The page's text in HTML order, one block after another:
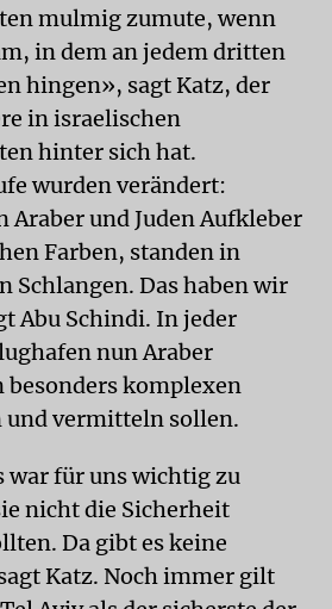
mulmig zumute, wenn
in dem an jedem dritten
hingen», sagt Katz, der
in israelischen
hinter sich hat.
wurden verändert:
Araber und Juden Aufkleber
Farben, standen in
Schlangen. Das haben wir
Abu Schindi. In jeder
nun Araber
komplexen
vermitteln sollen.
war für uns wichtig zu
nicht die Sicherheit
Da gibt es keine
Katz. Noch immer gilt